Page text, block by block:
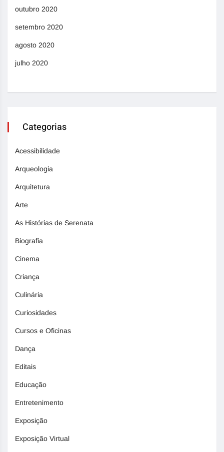
outubro 2020
setembro 2020
agosto 2020
julho 2020
Categorias
Acessibilidade
Arqueologia
Arquitetura
Arte
As Histórias de Serenata
Biografia
Cinema
Criança
Culinária
Curiosidades
Cursos e Oficinas
Dança
Editais
Educação
Entretenimento
Exposição
Exposição Virtual